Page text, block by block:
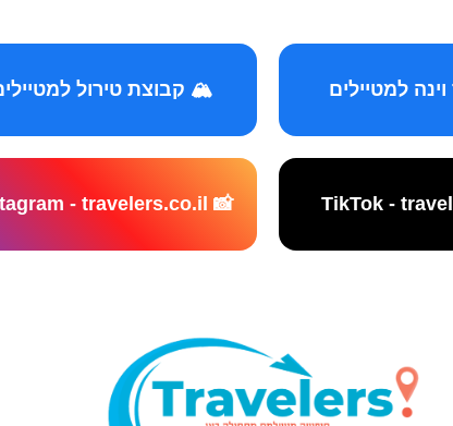
🏔️ קבוצת טירול
📸 Instagram - travelers.co.il